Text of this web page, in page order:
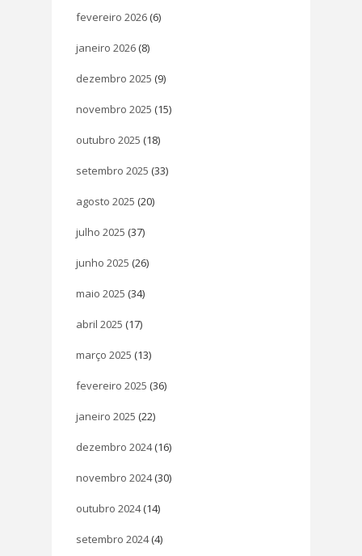
fevereiro 2026 (6)
janeiro 2026 (8)
dezembro 2025 (9)
novembro 2025 (15)
outubro 2025 (18)
setembro 2025 (33)
agosto 2025 (20)
julho 2025 (37)
junho 2025 (26)
maio 2025 (34)
abril 2025 (17)
março 2025 (13)
fevereiro 2025 (36)
janeiro 2025 (22)
dezembro 2024(16)
novembro 2024(30)
outubro 2024(14)
setembro 2024(4)